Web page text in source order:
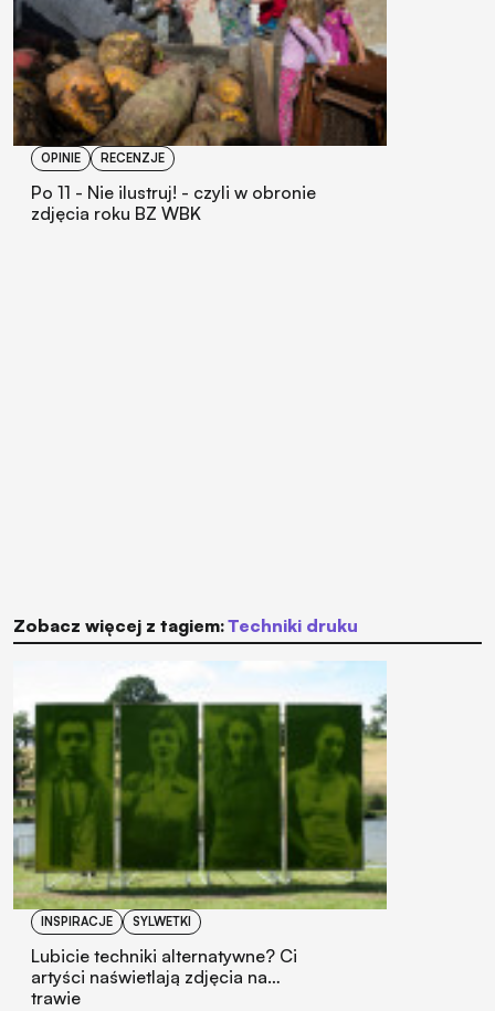
OPINIE RECENZJE
Po 11 - Nie ilustruj! - czyli w obronie
zdjęcia roku BZ WBK
Zobacz więcej z tagiem: techniki druku
INSPIRACJE SYLWETKI
Lubicie techniki alternatywne? Ci
artyści naświetlają zdjęcia na…
trawie